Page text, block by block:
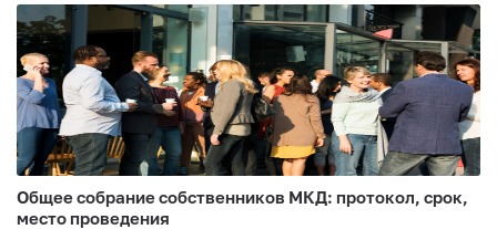
Общее собрание собственников МКД: протокол, срок,
место проведения